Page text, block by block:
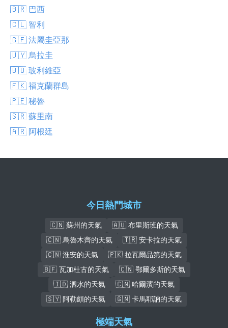
🇧🇷 巴西
🇨🇱 智利
🇬🇫 法屬圭亞那
🇺🇾 烏拉圭
🇧🇴 玻利維亞
🇫🇰 福克蘭群島
🇵🇪 秘魯
🇸🇷 蘇里南
🇦🇷 阿根廷
今日熱門城市
🇨🇳 蘇州的天氣
🇦🇺 布里斯班的天氣
🇨🇳 烏魯木齊的天氣
🇹🇷 安卡拉的天氣
🇨🇳 淮安的天氣
🇵🇰 拉瓦爾品第的天氣
🇧🇫 瓦加杜古的天氣
🇨🇳 鄂爾多斯的天氣
🇮🇩 泗水的天氣
🇨🇳 哈爾濱的天氣
🇸🇾 阿勒頗的天氣
🇬🇳 卡馬耶訥的天氣
極端天氣